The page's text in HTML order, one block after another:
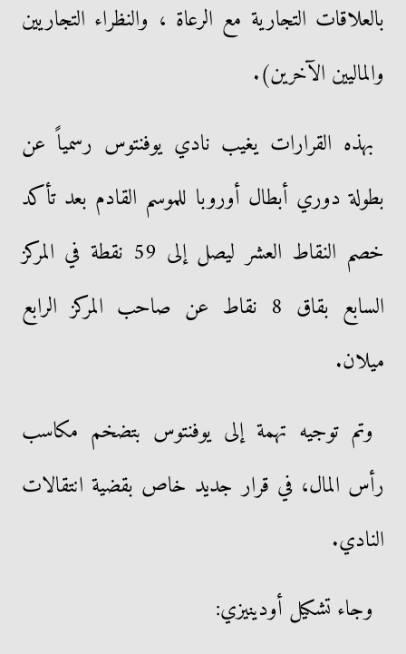
بالعلاقات التجارية مع الرعاة ، والنظراء التجاريين
والماليين الآخرين).
بهذه القرارات يغيب نادي يوفنتوس رسمياً عن
بطولة دوري أبطال أوروبا للموسم القادم بعد تأكد
خصم النقاط العشر ليصل إلى 59 نقطة في المركز
السابع بقاق 8 نقاط عن صاحب المركز الرابع
ميلان.
وتم توجيه تهمة إلى يوفنتوس بتضخم مكاسب
رأس المال، في قرار جديد خاص بقضية انتقالات
النادي.
وجاء تشكيل أودينيزي: